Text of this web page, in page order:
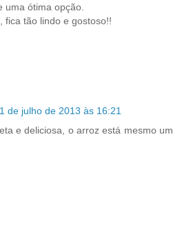
uma ótima opção.
fica tão lindo e gostoso!!
de julho de 2013 às 16:21
e deliciosa, o arroz está mesmo um